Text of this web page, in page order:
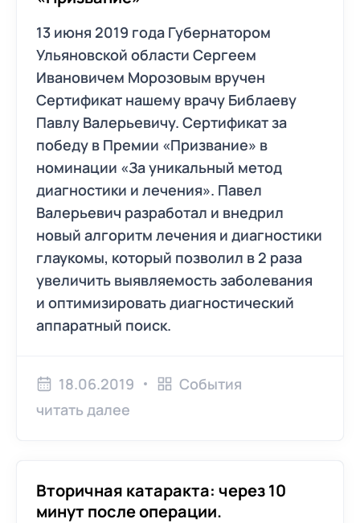
13 июня 2019 года Губернатором
Ульяновской области Сергеем
Ивановичем Морозовым вручен
Сертификат нашему врачу Библаеву
Павлу Валерьевичу. Сертификат за
победу в Премии «Призвание» в
номинации «За уникальный метод
диагностики и лечения». Павел
Валерьевич разработал и внедрил
новый алгоритм лечения и диагностики
глаукомы, который позволил в 2 раза
увеличить выявляемость заболевания
и оптимизировать диагностический
аппаратный поиск.
18.06.2019
События
читать далее
Вторичная катаракта: через 10
минут после операции.